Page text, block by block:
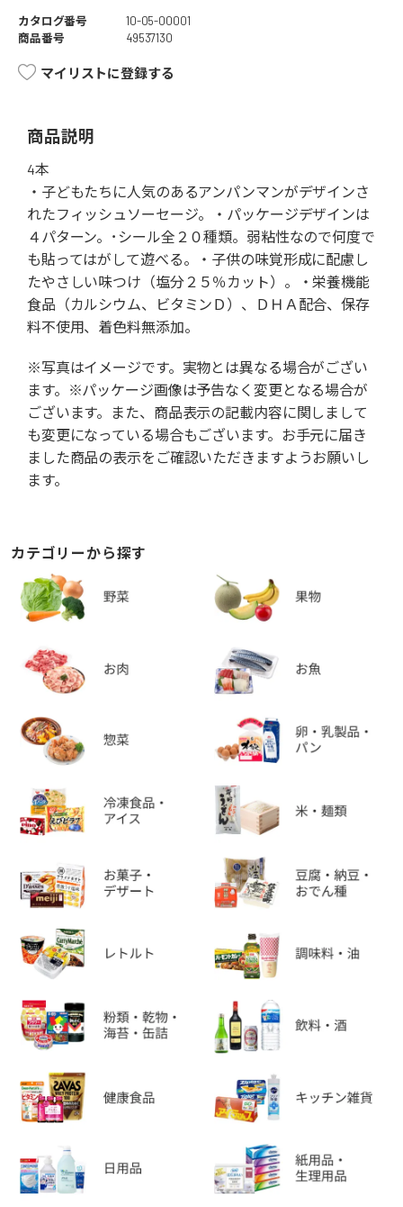
カタログ番号
10-05-00001
商品番号
49537130
マイリストに登録する
商品説明
4本
・子どもたちに人気のあるアンパンマンがデザインさ
れたフィッシュソーセージ。・パッケージデザインは
４パターン。･シール全２０種類。弱粘性なので何度で
も貼ってはがして遊べる。・子供の味覚形成に配慮し
たやさしい味つけ（塩分２５％カット）。・栄養機能
食品（カルシウム、ビタミンＤ）、ＤＨＡ配合、保存
料不使用、着色料無添加。
※写真はイメージです。実物とは異なる場合がござい
ます。※パッケージ画像は予告なく変更となる場合が
ございます。また、商品表示の記載内容に関しまして
も変更になっている場合もございます。お手元に届き
ました商品の表示をご確認いただきますようお願いし
ます。
カテゴリーから探す